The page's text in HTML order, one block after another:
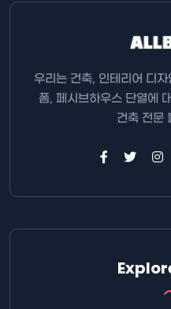
우리는 건축, 인테리어 디
폼, 페시브하우스 단열에
건축 전문